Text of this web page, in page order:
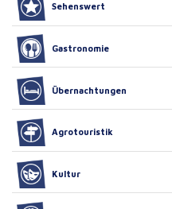
Sehenswert
Gastronomie
Übernachtungen
Agrotouristik
Kultur